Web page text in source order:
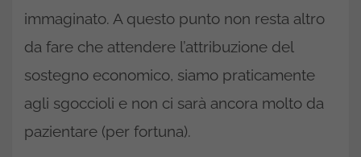
immaginato. A questo punto non resta altro
da fare che attendere l’attribuzione del
sostegno economico, siamo praticamente
agli sgoccioli e non ci sarà ancora molto da
pazientare (per fortuna).